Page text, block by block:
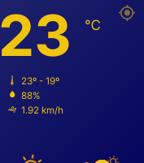
23 ℃
23º - 19º
88%
1.92 km/h